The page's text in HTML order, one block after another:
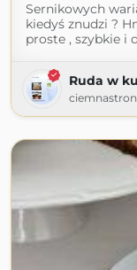
Sernikowych
kiedyś znudzi ?
proste , szybkie i
Ruda w